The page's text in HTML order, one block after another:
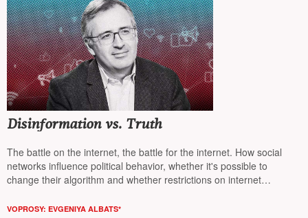
Disinformation vs. Truth
The battle on the internet, the battle for the internet. How social
networks influence political behavior, whether it's possible to
change their algorithm and whether restrictions on internet
renowned economist, Dean of the London Business School
VOPROSY: EVGENIYA ALBATS*